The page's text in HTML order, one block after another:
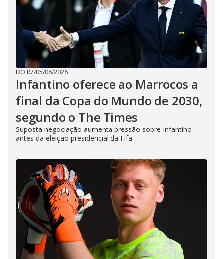
DO R7/05/08/2026
Infantino oferece ao Marrocos a
final da Copa do Mundo de 2030,
segundo o The Times
Suposta negociação aumenta pressão sobre Infantino
antes da eleição presidencial da Fifa